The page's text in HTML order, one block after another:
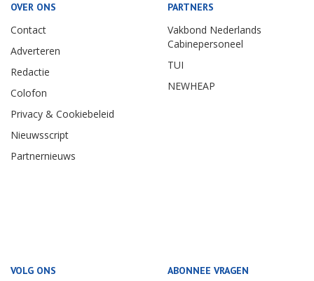
OVER ONS
Contact
Adverteren
Redactie
Colofon
Privacy & Cookiebeleid
Nieuwsscript
Partnernieuws
PARTNERS
Vakbond Nederlands
Cabinepersoneel
TUI
NEWHEAP
VOLG ONS ABONNEE VRAGEN